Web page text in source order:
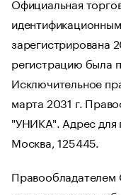
зарегистрирована
регистрацию была
Исключительное
марта 2031 г.
"УНИКА". Адрес для
Москва, 125445.